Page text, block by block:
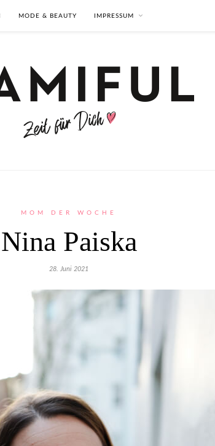
MODE & BEAUTY IMPRESSUM
MOM DER WOCHE
Nina Paiska
28. Juni 2021